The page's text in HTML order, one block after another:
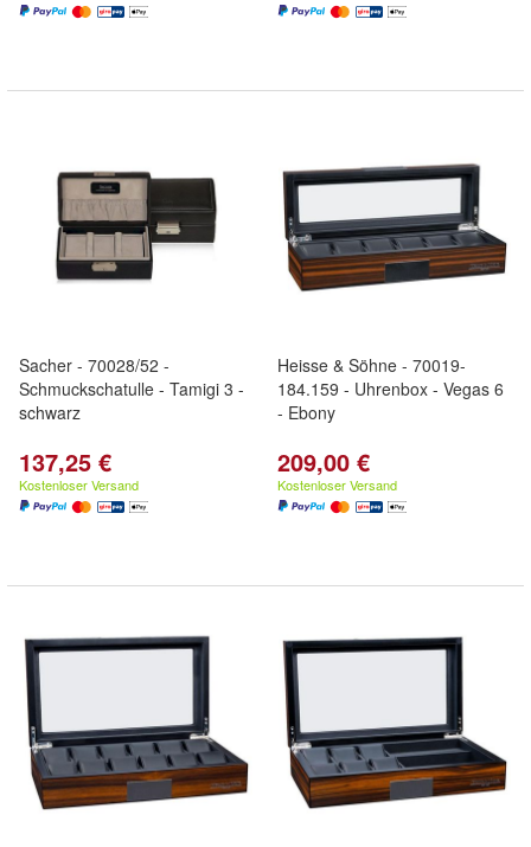
Sacher - 70028/52 -
Schmuckschatulle - Tamigi 3 -
schwarz
137,25 €
Kostenloser Versand
Heisse & Söhne - 70019-
184.159 - Uhrenbox - Vegas 6
- Ebony
209,00 €
Kostenloser Versand